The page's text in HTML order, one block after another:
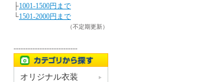
├1001-1500円まで
└1501-2000円まで
（不定期更新）
---------------------------
オリジナル衣装